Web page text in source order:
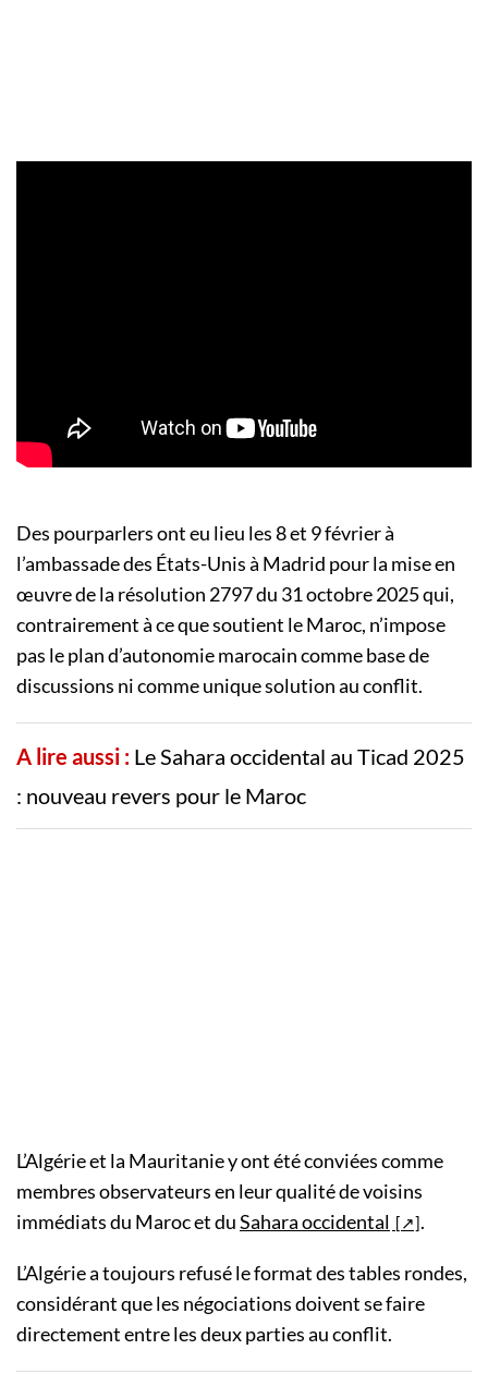
Des pourparlers ont eu lieu les 8 et 9 février à
l’ambassade des États-Unis à Madrid pour la mise en
œuvre de la résolution 2797 du 31 octobre 2025 qui,
contrairement à ce que soutient le Maroc, n’impose
pas le plan d’autonomie marocain comme base de
discussions ni comme unique solution au conflit.
A lire aussi : Le Sahara occidental au Ticad 2025
: nouveau revers pour le Maroc
L’Algérie et la Mauritanie y ont été conviées comme
membres observateurs en leur qualité de voisins
immédiats du Maroc et duSahara occidental .
L’Algérie a toujours refusé le format des tables rondes,
considérant que les négociations doivent se faire
directement entre les deux parties au conflit.